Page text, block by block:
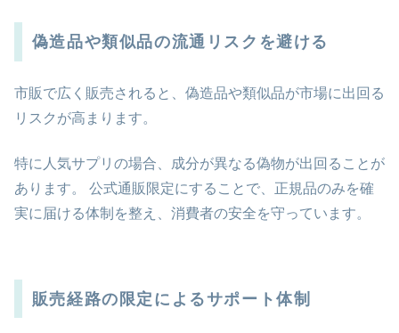
偽造品や類似品の流通リスクを避ける
市販で広く販売されると、偽造品や類似品が市場に出回る
リスクが高まります。
特に人気サプリの場合、成分が異なる偽物が出回ることが
あります。 公式通販限定にすることで、正規品のみを確
実に届ける体制を整え、消費者の安全を守っています。
販売経路の限定によるサポート体制